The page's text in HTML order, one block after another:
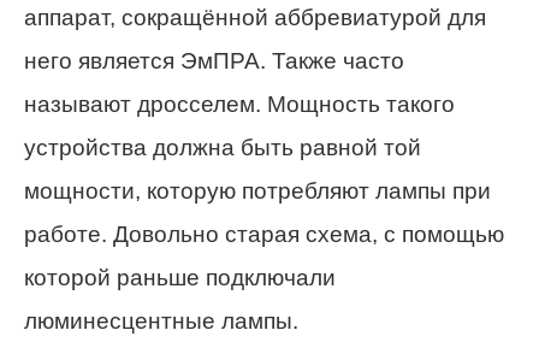
аппарат, сокращённой аббревиатурой для
него является ЭмПРА. Также часто
называют дросселем. Мощность такого
устройства должна быть равной той
мощности, которую потребляют лампы при
работе. Довольно старая схема, с помощью
которой раньше подключали
люминесцентные лампы.